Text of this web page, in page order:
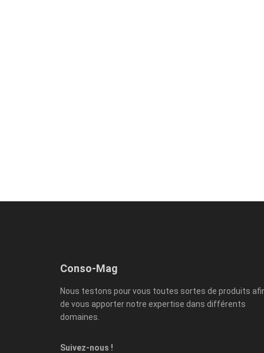
Conso-Mag
Nous testons pour vous toutes sortes de produits
de vous apporter notre expertise dans différents
domaines.
Suivez-nous !